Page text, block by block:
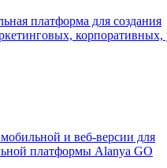
платформа для создания
корпоративных,
и веб-версии для
платформы Alanya GO